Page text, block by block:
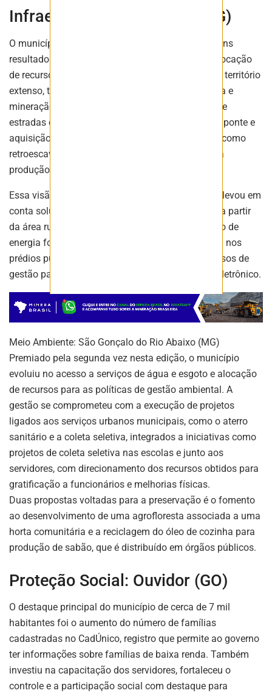
Infraestrutura: Piracema (MG)
O município de menos de 7 mil habitantes teve bons
resultados pelo compromisso da gestão com a alocação
de recursos e priorização da infraestrutura em um território
extenso, tomado principalmente pela agropecuária e
mineração. Entre as iniciativas estão a melhoria de
estradas e outras vias de mobilidade, melhoria de ponte e
aquisição de equipamentos e máquinas pesadas como
retroescavadeiras para melhorar o escoamento da
produção.
Essa visão estratégica em infraestrutura também levou em
conta soluções para o transporte escolar mesmo a partir
da área rural, a instalação de painéis de conversão de
energia fotovoltaica e captação de água da chuva nos
prédios públicos, na migração de todos os processos de
gestão para meios digitais, incluindo em pregão eletrônico.
Meio Ambiente: São Gonçalo do Rio Abaixo (MG)
Premiado pela segunda vez nesta edição, o município
evoluiu no acesso a serviços de água e esgoto e alocação
de recursos para as políticas de gestão ambiental. A
gestão se comprometeu com a execução de projetos
ligados aos serviços urbanos municipais, como o aterro
sanitário e a coleta seletiva, integrados a iniciativas como
projetos de coleta seletiva nas escolas e junto aos
servidores, com direcionamento dos recursos obtidos para
gratificação a funcionários e melhorias físicas.
Duas propostas voltadas para a preservação é o fomento
ao desenvolvimento de uma agrofloresta associada a uma
horta comunitária e a reciclagem do óleo de cozinha para
produção de sabão, que é distribuído em órgãos públicos.
Proteção Social: Ouvidor (GO)
O destaque principal do município de cerca de 7 mil
habitantes foi o aumento do número de famílias
cadastradas no CadÚnico, registro que permite ao governo
ter informações sobre famílias de baixa renda. Também
investiu na capacitação dos servidores, fortaleceu o
controle e a participação social com destaque para